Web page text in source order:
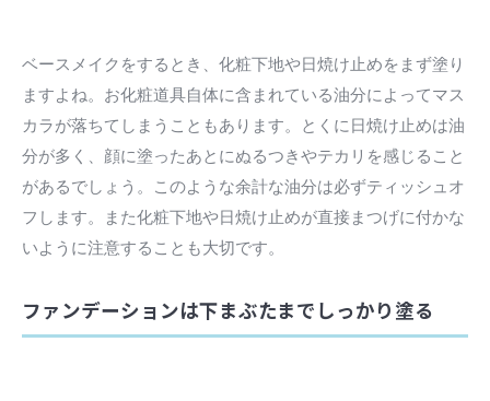
ベースメイクをするとき、化粧下地や日焼け止めをまず塗り
ますよね。お化粧道具自体に含まれている油分によってマス
カラが落ちてしまうこともあります。とくに日焼け止めは油
分が多く、顔に塗ったあとにぬるつきやテカリを感じること
があるでしょう。このような余計な油分は必ずティッシュオ
フします。また化粧下地や日焼け止めが直接まつげに付かな
いように注意することも大切です。
ファンデーションは下まぶたまでしっかり塗る